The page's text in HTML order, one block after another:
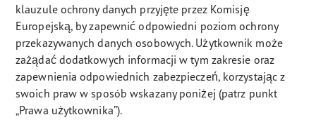
klauzule ochrony danych przyjęte przez Komisję
Europejską, by zapewnić odpowiedni poziom ochrony
przekazywanych danych osobowych. Użytkownik może
zażądać dodatkowych informacji w tym zakresie oraz
zapewnienia odpowiednich zabezpieczeń, korzystając z
swoich praw w sposób wskazany poniżej (patrz punkt
„Prawa użytkownika”).